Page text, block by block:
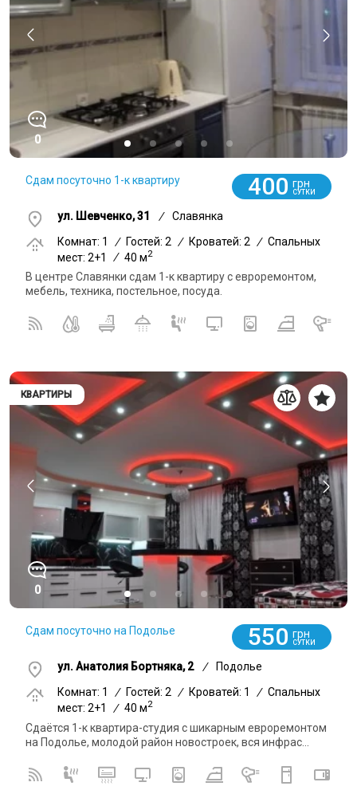
0
Сдам посуточно 1-к квартиру 400 грн
СУТКИ
ул. Шевченко, 31 /
Славянка
Комнат: 1
/ Гостей: 2 / Кроватей: 2 / Спальных
мест: 2+1
/ 40 м2
В центре Славянки сдам 1-к квартиру с евроремонтом,
мебель, техника, постельное, посуда.
КВАРТИРЫ
0
Сдам посуточно на Подолье 550 грн
СУТКИ
ул. Анатолия Бортняка, 2 /
Подолье
Комнат: 1
/ Гостей: 2 / Кроватей: 1 / Спальных
мест: 2+1
/ 40 м2
Сдаётся 1-к квартира-студия с шикарным евроремонтом
на Подолье, молодой район новостроек, вся инфрас...